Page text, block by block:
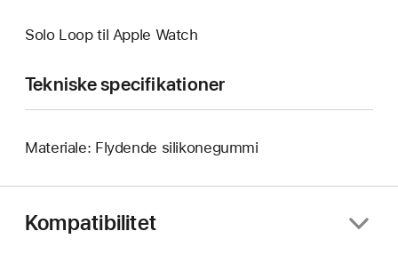
Solo Loop til Apple Watch
Tekniske specifikationer
Materiale: Flydende silikonegummi
Kompatibilitet